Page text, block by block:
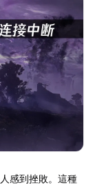
感到挫敗。這種